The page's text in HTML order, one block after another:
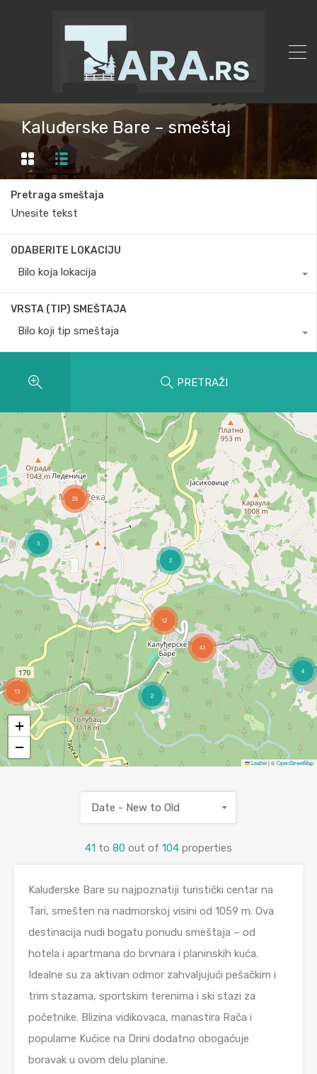
Kaluđerske Bare – smeštaj
Pretraga smeštaja
ODABERITE LOKACIJU
Bilo koja lokacija
VRSTA (TIP) SMEŠTAJA
Bilo koji tip smeštaja
PRETRAŽI
4
13
3
25
2
2
12
43
+
−
Leaflet|©OpenStreetMap
41 to 80 out of 104 properties
Date - New to Old
Kaluđerske Bare su najpoznatiji turistički centar na
Tari, smešten na nadmorskoj visini od 1059 m. Ova
destinacija nudi bogatu ponudu smeštaja – od
hotela i apartmana do brvnara i planinskih kuća.
Idealne su za aktivan odmor zahvaljujući pešačkim i
trim stazama, sportskim terenima i ski stazi za
početnike. Blizina vidikovaca, manastira Rača i
popularne Kućice na Drini dodatno obogaćuje
boravak u ovom delu planine.